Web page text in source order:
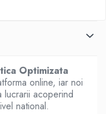
Optimizata
online, iar noi
lucrarii acoperind
national.